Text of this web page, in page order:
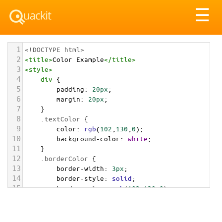
☰
1 <!DOCTYPE html>
2 <title>Color Example</title>
3 <style>
4 div {
5 padding: 20px;
6 margin: 20px;
7 }
8 .textColor {
9 color: rgb(102 130 0);
10 background-color: white;
11 }
12 .borderColor {
13 border-width: 3px;
14 border-style: solid;
15 border-color: rgb(102,130,0);